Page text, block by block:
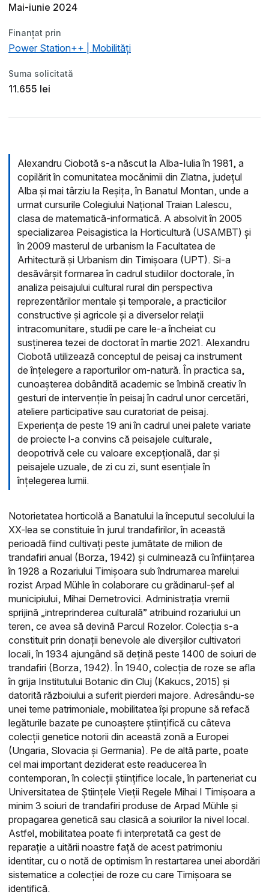
Mai-iunie 2024
Finanțat prin
Power Station++ | Mobilități
Suma solicitată
11.655 lei
Alexandru Ciobotă s-a născut la Alba-Iulia în 1981, a
copilărit în comunitatea mocănimii din Zlatna, județul
Alba și mai târziu la Reșița, în Banatul Montan, unde a
urmat cursurile Colegiului Național Traian Lalescu,
clasa de matematică-informatică. A absolvit în 2005
specializarea Peisagistica la Horticultură (USAMBT) și
în 2009 masterul de urbanism la Facultatea de
Arhitectură și Urbanism din Timișoara (UPT). Si-a
desăvârșit formarea în cadrul studiilor doctorale, în
analiza peisajului cultural rural din perspectiva
reprezentărilor mentale și temporale, a practicilor
constructive și agricole și a diverselor relații
intracomunitare, studii pe care le-a încheiat cu
susținerea tezei de doctorat în martie 2021. Alexandru
Ciobotă utilizează conceptul de peisaj ca instrument
de înțelegere a raporturilor om-natură. În practica sa,
cunoașterea dobândită academic se îmbină creativ în
gesturi de intervenție în peisaj în cadrul unor cercetări,
ateliere participative sau curatoriat de peisaj.
Experiența de peste 19 ani în cadrul unei palete variate
de proiecte l-a convins că peisajele culturale,
deopotrivă cele cu valoare excepțională, dar și
peisajele uzuale, de zi cu zi, sunt esențiale în
înțelegerea lumii.
Notorietatea horticolă a Banatului la începutul secolului la
XX-lea se constituie în jurul trandafirilor, în această
perioadă fiind cultivați peste jumătate de milion de
trandafiri anual (Borza, 1942) și culminează cu înființarea
în 1928 a Rozariului Timișoara sub îndrumarea marelui
rozist Arpad Mühle în colaborare cu grădinarul-șef al
municipiului, Mihai Demetrovici. Administrația vremii
sprijină „intreprinderea culturală” atribuind rozariului un
teren, ce avea să devină Parcul Rozelor. Colecția s-a
constituit prin donații benevole ale diverșilor cultivatori
locali, în 1934 ajungând să dețină peste 1400 de soiuri de
trandafiri (Borza, 1942). În 1940, colecția de roze se afla
în grija Institutului Botanic din Cluj (Kakucs, 2015) și
datorită războiului a suferit pierderi majore. Adresându-se
unei teme patrimoniale, mobilitatea își propune să refacă
legăturile bazate pe cunoaștere științifică cu câteva
colecții genetice notorii din această zonă a Europei
(Ungaria, Slovacia și Germania). Pe de altă parte, poate
cel mai important deziderat este readucerea în
contemporan, în colecții științifice locale, în parteneriat cu
Universitatea de Științele Vieții Regele Mihai I Timișoara a
minim 3 soiuri de trandafiri produse de Arpad Mühle și
propagarea genetică sau clasică a soiurilor la nivel local.
Astfel, mobilitatea poate fi interpretată ca gest de
reparație a uitării noastre față de acest patrimoniu
identitar, cu o notă de optimism în restartarea unei abordări
sistematice a colecției de roze cu care Timișoara se
identifică.